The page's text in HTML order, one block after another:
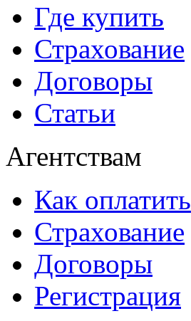
Где купить
Страхование
Договоры
Статьи
Агентствам
Как оплатить
Страхование
Договоры
Регистрация